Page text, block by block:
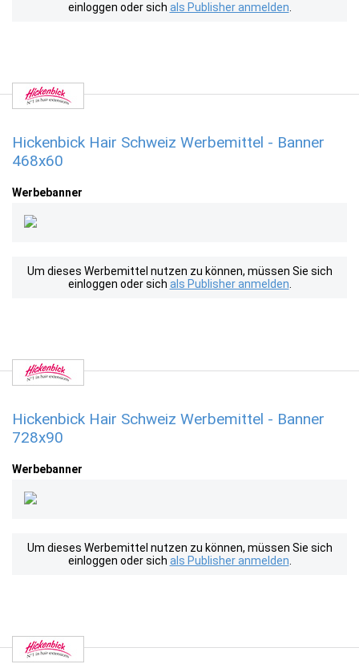
einloggen oder sich als Publisher anmelden
Hickenbick Hair Schweiz Werbemittel - Banner
468x60
Werbebanner
Um dieses Werbemittel nutzen zu können, müssen Sie sich
einloggen oder sich als Publisher anmelden
Hickenbick Hair Schweiz Werbemittel - Banner
728x90
Werbebanner
Um dieses Werbemittel nutzen zu können, müssen Sie sich
einloggen oder sich als Publisher anmelden